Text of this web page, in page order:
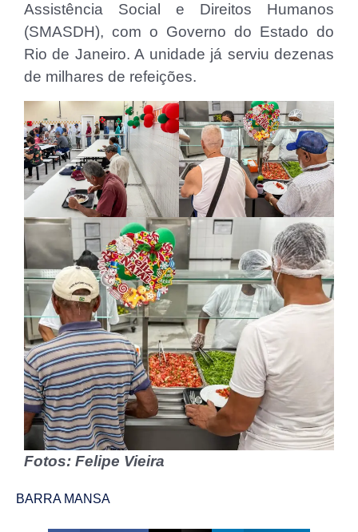
Assistência Social e Direitos Humanos
(SMASDH), com o Governo do Estado do
Rio de Janeiro. A unidade já serviu dezenas
de milhares de refeições.
Fotos: Felipe Vieira
BARRA MANSA